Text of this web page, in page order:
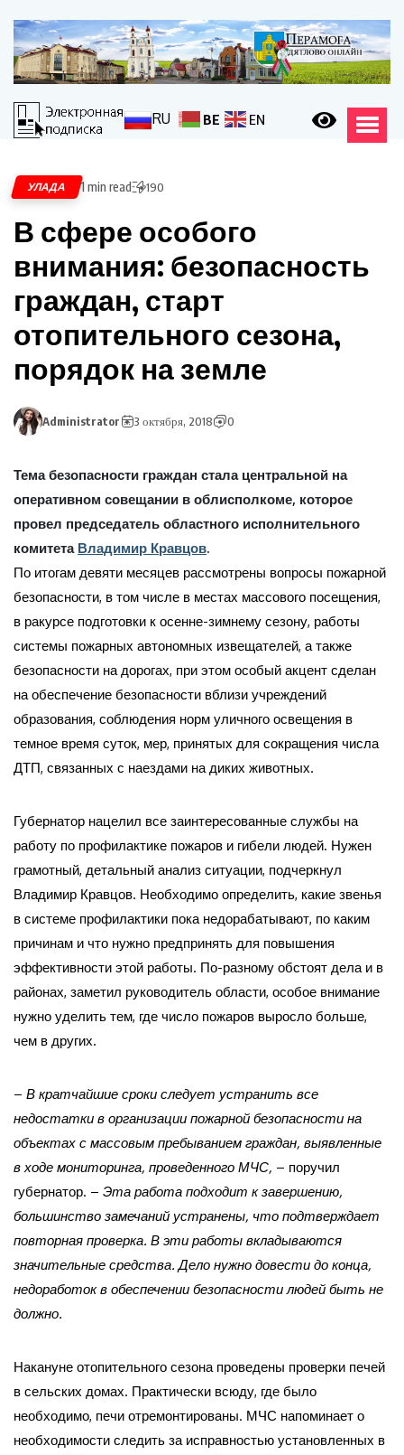
RU BE EN
УЛАДА 1 min read 190
В сфере особого
внимания: безопасность
граждан, старт
отопительного сезона,
порядок на земле
Administrator 3 октября, 2018 0
Тема безопасности граждан стала центральной на
оперативном совещании в облисполкоме, которое
провел председатель областного исполнительного
комитета Владимир Кравцов.
По итогам девяти месяцев рассмотрены вопросы пожарной
безопасности, в том числе в местах массового посещения,
в ракурсе подготовки к осенне-зимнему сезону, работы
системы пожарных автономных извещателей, а также
безопасности на дорогах, при этом особый акцент сделан
на обеспечение безопасности вблизи учреждений
образования, соблюдения норм уличного освещения в
темное время суток, мер, принятых для сокращения числа
ДТП, связанных с наездами на диких животных.
Губернатор нацелил все заинтересованные службы на
работу по профилактике пожаров и гибели людей. Нужен
грамотный, детальный анализ ситуации, подчеркнул
Владимир Кравцов. Необходимо определить, какие звенья
в системе профилактики пока недорабатывают, по каким
причинам и что нужно предпринять для повышения
эффективности этой работы. По-разному обстоят дела и в
районах, заметил руководитель области, особое внимание
нужно уделить тем, где число пожаров выросло больше,
чем в других.
– В кратчайшие сроки следует устранить все
недостатки в организации пожарной безопасности на
объектах с массовым пребыванием граждан, выявленные
в ходе мониторинга, проведенного МЧС, – поручил
губернатор. – Эта работа подходит к завершению,
большинство замечаний устранены, что подтверждает
повторная проверка. В эти работы вкладываются
значительные средства. Дело нужно довести до конца,
недоработок в обеспечении безопасности людей быть не
должно.
Накануне отопительного сезона проведены проверки печей
в сельских домах. Практически всюду, где было
необходимо, печи отремонтированы. МЧС напоминает о
необходимости следить за исправностью установленных в